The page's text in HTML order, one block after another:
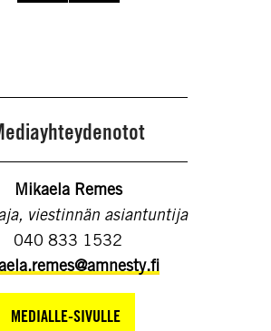
Mikaela Remes
viestinnän asiantuntija
040 833 1532
MEDIALLE-SIVULLE